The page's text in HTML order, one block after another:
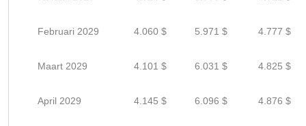
Februari 2029 4.060 $ 5.971 $ 4.777 $
Maart 2029 4.101 $ 6.031 $ 4.825 $
April 2029 4.145 $ 6.096 $ 4.876 $